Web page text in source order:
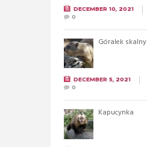
DECEMBER 10, 2021
0
Góralek skalny
DECEMBER 5, 2021
0
Kapucynka